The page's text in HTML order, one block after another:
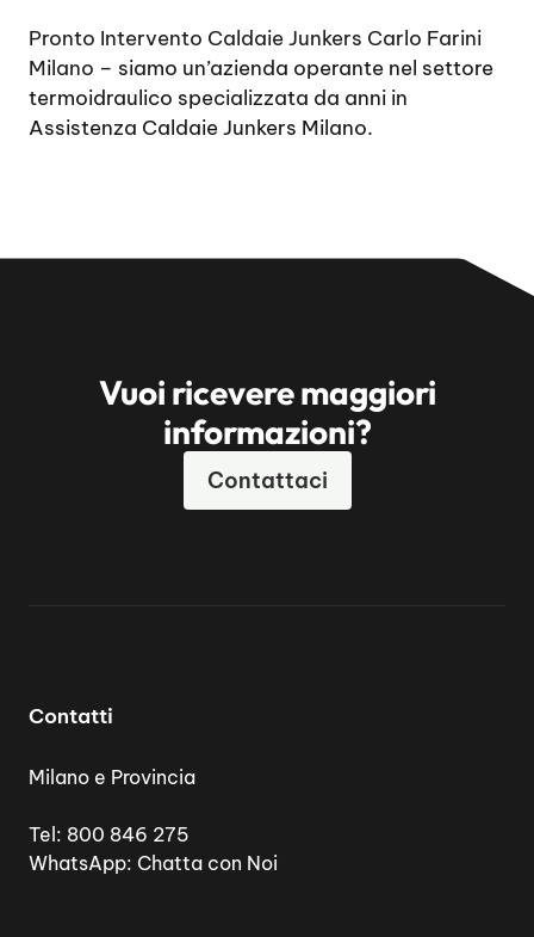
Pronto Intervento Caldaie Junkers Carlo Farini
Milano – siamo un’azienda operante nel settore
termoidraulico specializzata da anni in
Assistenza Caldaie Junkers Milano.
Vuoi ricevere maggiori
informazioni?
Contattaci
Contatti
Milano e Provincia
Tel: 800 846 275
WhatsApp: Chatta con Noi